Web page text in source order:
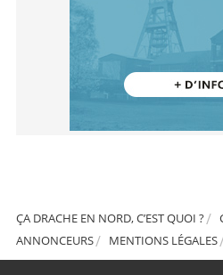
ÇA DRACHE EN NORD, C’EST QUOI ?
ANNONCEURS
MENTIONS LÉGALES